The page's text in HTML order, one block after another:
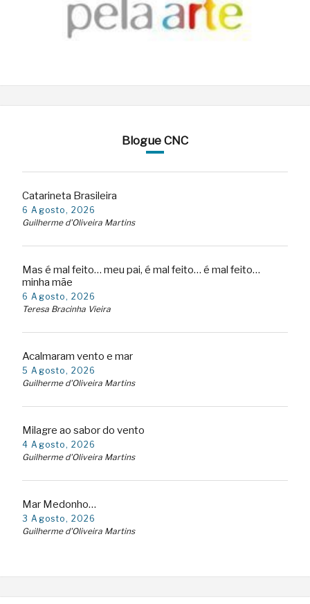
Blogue CNC
Catarineta Brasileira
6 Agosto, 2026
Guilherme d'Oliveira Martins
Mas é mal feito… meu pai, é mal feito… é mal feito…
minha mãe
6 Agosto, 2026
Teresa Bracinha Vieira
Acalmaram vento e mar
5 Agosto, 2026
Guilherme d'Oliveira Martins
Milagre ao sabor do vento
4 Agosto, 2026
Guilherme d'Oliveira Martins
Mar Medonho…
3 Agosto, 2026
Guilherme d'Oliveira Martins